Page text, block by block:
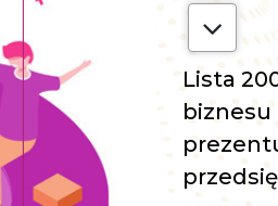
Lista